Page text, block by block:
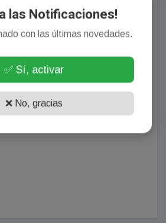
las Notificaciones!
con las últimas novedades.
✅ Sí, activar
❌ No, gracias